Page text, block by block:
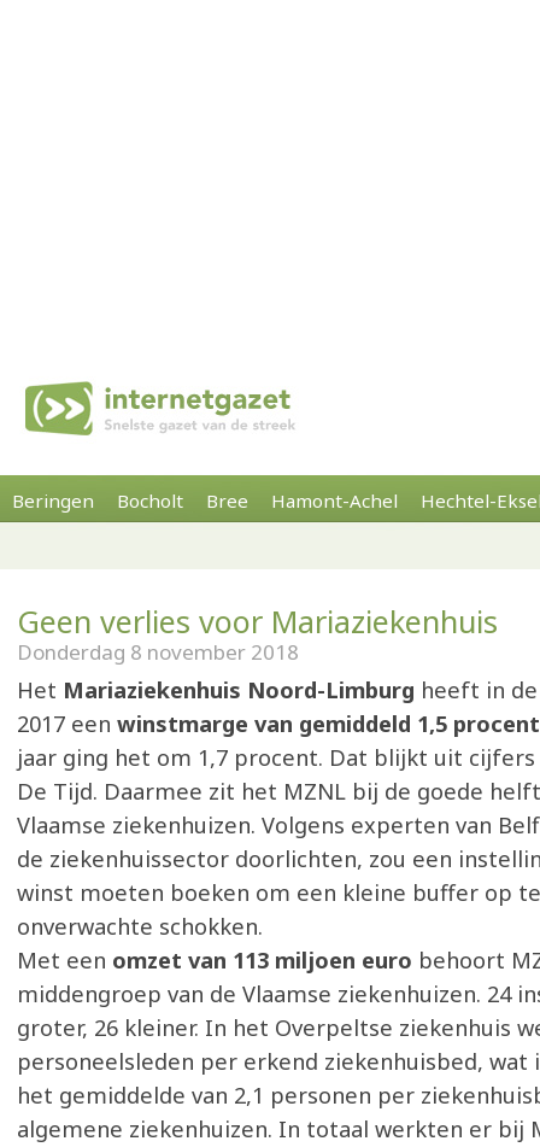
Beringen Bocholt Bree Hamont-Achel Hechtel-
Geen verlies voor Mariaziekenhuis
Donderdag 8 november 2018
Het Mariaziekenhuis Noord-Limburg heeft in
2017 een winstmarge van gemiddeld 1,5
jaar ging het om 1,7 procent. Dat blijkt uit cijfers
De Tijd. Daarmee zit het MZNL bij de goede
Vlaamse ziekenhuizen. Volgens experten van
de ziekenhuissector doorlichten, zou een
winst moeten boeken om een kleine buffer op
onverwachte schokken.
Met een omzet van 113 miljoen euro behoort
middengroep van de Vlaamse ziekenhuizen. 24
groter, 26 kleiner. In het Overpeltse ziekenhuis
personeelsleden per erkend ziekenhuisbed, wat
het gemiddelde van 2,1 personen per
algemene ziekenhuizen. In totaal werkten er bij